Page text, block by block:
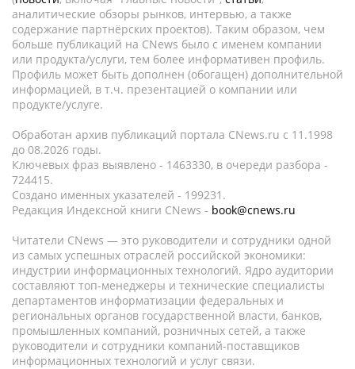
аналитические обзоры рынков, интервью, а также
содержание партнёрских проектов). Таким образом, чем
больше публикаций на CNews было с именем компании
или продукта/услуги, тем более информативен профиль.
Профиль может быть дополнен (обогащен) дополнительной
информацией, в т.ч. презентацией о компании или
продукте/услуге.
Обработан архив публикаций портала CNews.ru c 11.1998
до 08.2026 годы.
Ключевых фраз выявлено - 1463330, в очереди разбора -
724415.
Создано именных указателей - 199231.
Редакция Индексной книги CNews - book@cnews.ru
Читатели CNews — это руководители и сотрудники одной
из самых успешных отраслей российской экономики:
индустрии информационных технологий. Ядро аудитории
составляют топ-менеджеры и технические специалисты
департаментов информатизации федеральных и
региональных органов государственной власти, банков,
промышленных компаний, розничных сетей, а также
руководители и сотрудники компаний-поставщиков
информационных технологий и услуг связи.